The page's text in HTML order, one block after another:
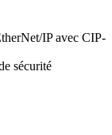
IP avec CIP-
sécurité